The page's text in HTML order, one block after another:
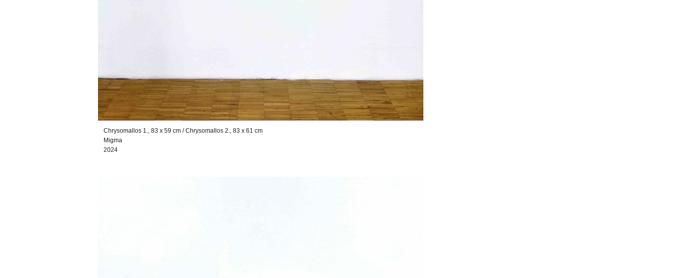
Chrysomallos 1., 83 x 59 cm / Chrysomallos 2., 83 x 61 cm
Migma
2024